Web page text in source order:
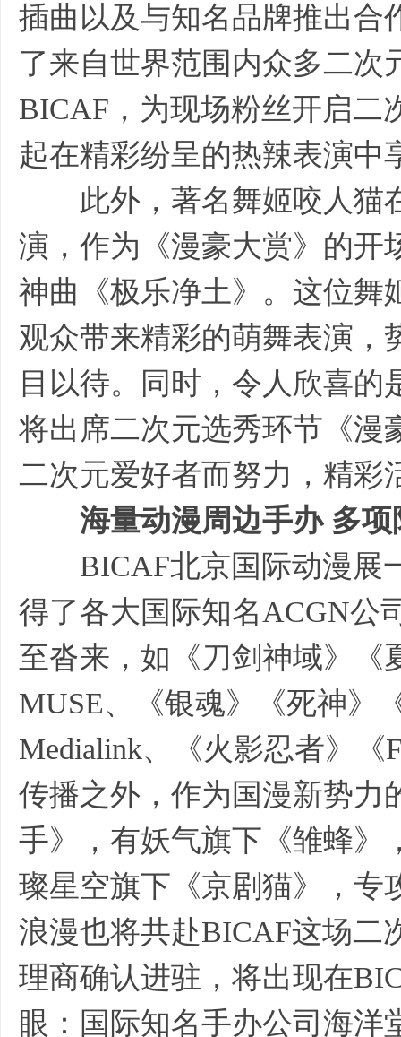
插曲以及与知名品牌推出合
了来自世界范围内众多二次
BICAF，为现场粉丝开启二
起在精彩纷呈的热辣表演中
此外，著名舞姬咬人猫
演，作为《漫豪大赏》的开
神曲《极乐净土》。这位舞
观众带来精彩的萌舞表演，
目以待。同时，令人欣喜
将出席二次元选秀环节《漫
二次元爱好者而努力，精彩
海量动漫周边手办 多项
BICAF北京国际动漫展一
得了各大国际知名ACGN公
至沓来，如《刀剑神域》《
MUSE、《银魂》《死神》
Medialink、《火影忍者》《
传播之外，作为国漫新势力
手》，有妖气旗下《雏蜂》
璨星空旗下《京剧猫》，专
浪漫也将共赴BICAF这场二
理商确认进驻，将出现在
眼：国际知名手办公司海洋